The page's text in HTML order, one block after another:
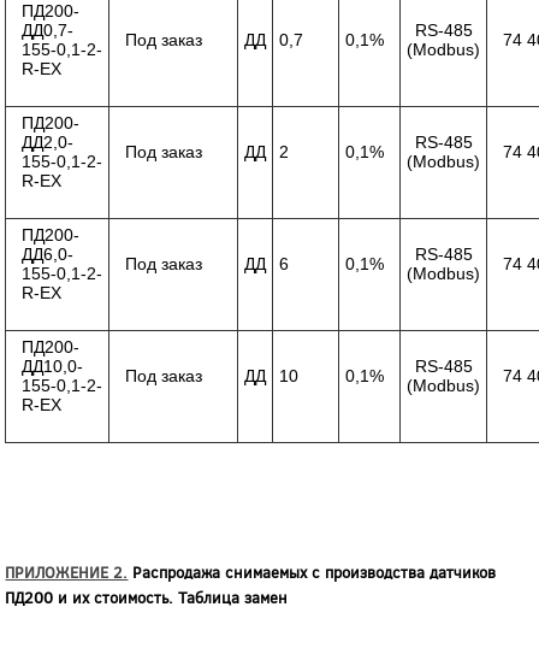
ПД200-
ДД0,7-
155-0,1-2-
R-ЕХ
Под заказ ДД 0,7 0,1%
RS-485
(Modbus)
74
ПД200-
ДД2,0-
155-0,1-2-
R-ЕХ
Под заказ ДД 2 0,1%
RS-485
(Modbus)
74
ПД200-
ДД6,0-
155-0,1-2-
R-ЕХ
Под заказ ДД 6 0,1%
RS-485
(Modbus)
74
ПД200-
ДД10,0-
155-0,1-2-
R-ЕХ
Под заказ ДД 10 0,1%
RS-485
(Modbus)
74
ПРИЛОЖЕНИЕ 2. Распродажа снимаемых с производства датчиков
ПД200 и их стоимость. Таблица замен